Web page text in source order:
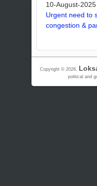
10-August-2025
Urgent need to
congestion &
Copyright © 2026,
political and